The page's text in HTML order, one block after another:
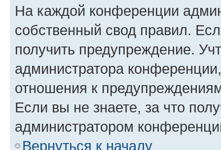
На каждой конференции
собственный свод правил.
получить предупреждение.
администратора
отношения к
Если вы не знаете, за что
администратором
Вернуться к началу